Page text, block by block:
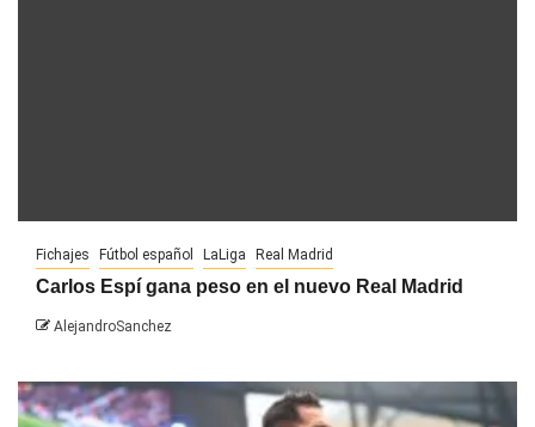
Fichajes Fútbol español LaLiga Real Madrid
Carlos Espí gana peso en el nuevo Real Madrid
AlejandroSanchez